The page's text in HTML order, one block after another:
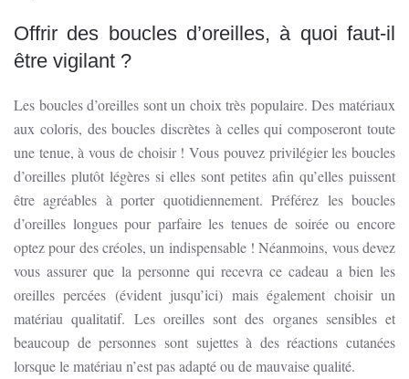
Offrir des boucles d’oreilles, à quoi faut-il
être vigilant ?
Les boucles d’oreilles sont un choix très populaire. Des matériaux
aux coloris, des boucles discrètes à celles qui composeront toute
une tenue, à vous de choisir ! Vous pouvez privilégier les boucles
d’oreilles plutôt légères si elles sont petites afin qu’elles puissent
être agréables à porter quotidiennement. Préférez les boucles
d’oreilles longues pour parfaire les tenues de soirée ou encore
optez pour des créoles, un indispensable ! Néanmoins, vous devez
vous assurer que la personne qui recevra ce cadeau a bien les
oreilles percées (évident jusqu’ici) mais également choisir un
matériau qualitatif. Les oreilles sont des organes sensibles et
beaucoup de personnes sont sujettes à des réactions cutanées
lorsque le matériau n’est pas adapté ou de mauvaise qualité.